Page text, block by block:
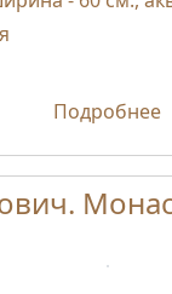
Подробнее